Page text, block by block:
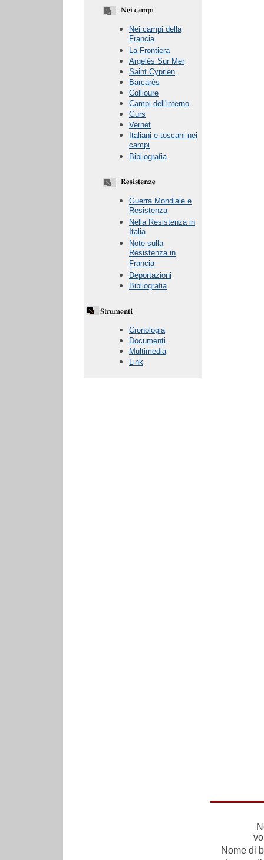
Nei campi della
Francia
La Frontiera
Argelès Sur Mer
Saint Cyprien
Barcarès
Collioure
Campi dell'interno
Gurs
Vernet
Italiani e toscani nei
campi
Bibliografia
Guerra Mondiale e
Resistenza
Nella Resistenza in
Italia
Note sulla
Resistenza in
Francia
Deportazioni
Bibliografia
Cronologia
Documenti
Multimedia
Link
Nome di